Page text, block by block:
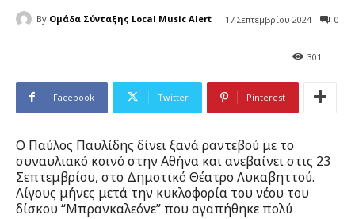
By Ομάδα Σύνταξης Local Music Alert - 17 Σεπτεμβρίου 2024 0
301
Facebook Twitter Pinterest
Ο Παύλος Παυλίδης δίνει ξανά ραντεβού με το
συναυλιακό κοινό στην Αθήνα και ανεβαίνει στις 23
Σεπτεμβρίου, στο Δημοτικό Θέατρο Λυκαβηττού.
Λίγους μήνες μετά την κυκλοφορία του νέου του
δίσκου “Μπρανκαλεόνε” που αγαπήθηκε πολύ